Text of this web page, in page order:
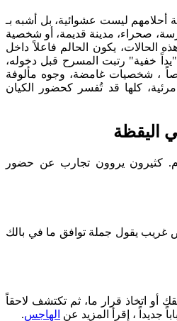
أحلامهم ليست عشوائية، بل أشبه بـ
صحراء، مدينة قديمة، أو شخصية
الحالات، يكون الحالم فاعلاً داخل
خفية" رتبت المسرح قبل دخوله،
، شخصيات غامضة، وجوه مألوفة
كلها قد تُفسر كحضور الكيان
اليقظة
كثيرون يروون تجارب عن حضور
غريب يقول جملة توافق ما في بالك
أو اتخاذ قرار ما، ثم تكتشف لاحقاً
جديداً ، إقرأ المزيد عن الهاجس.